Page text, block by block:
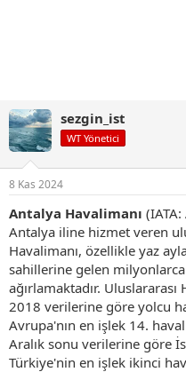
sezgin_ist
WT Yönetici
8 Kas 2024
Antalya Havalimanı (IATA:
Antalya iline hizmet veren
Havalimanı, özellikle yaz
sahillerine gelen
ağırlamaktadır.
2018 verilerine göre yolcu
Avrupa'nın en işlek 14.
Aralık sonu verilerine göre
Türkiye'nin en işlek ikinci